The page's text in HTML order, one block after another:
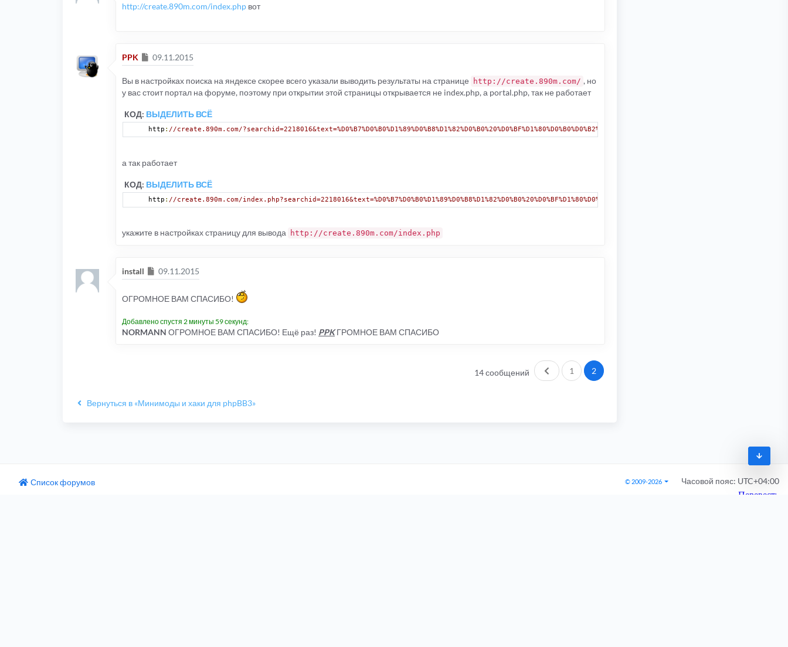
http://create.890m.com/index.php вот
PPK Сообщение
09.11.2015
Вы в настройках поиска на яндексе скорее всего указали выводить результаты на странице http://create.890m.com/ , но
у вас стоит портал на форуме, поэтому при открытии этой страницы открывается не index.php, а portal.php, так не работает
КОД: ВЫДЕЛИТЬ ВСЁ
http : //create.890m.com/
а так работает
КОД: ВЫДЕЛИТЬ ВСЁ
http : //create.890m.com/
укажите в настройках страницу для вывода http://create.890m.com/index.php
install Сообщение
09.11.2015
ОГРОМНОЕ ВАМ СПАСИБО!
Добавлено спустя 2 минуты 59 секунд:
NORMANN ОГРОМНОЕ ВАМ СПАСИБО! Ещё раз! PPKГРОМНОЕ ВАМ СПАСИБО
14 сообщений Пред.
1 2
Вернуться в «Минимоды и хаки для phpBB3»
Список форумов © 2009-2026 Часовой пояс: UTC+04:00